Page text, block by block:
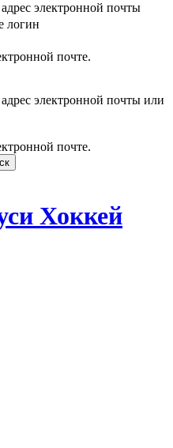
электронной почты
логин
почте.
электронной почты или
почте.
Хоккей